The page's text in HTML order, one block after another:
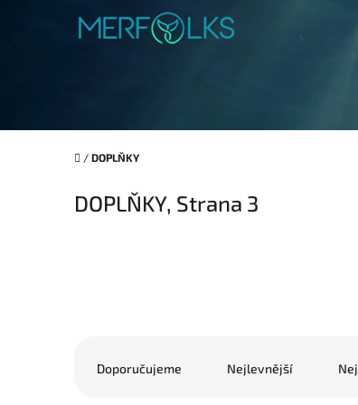
Domů
/ DOPLŇKY
DOPLŇKY, Strana 3
Doporučujeme Nejlevnější